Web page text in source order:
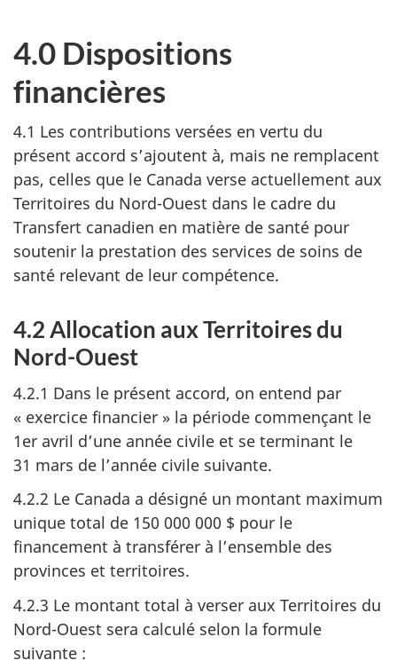
4.0 Dispositions
financières
4.1 Les contributions versées en vertu du
présent accord s’ajoutent à, mais ne remplacent
pas, celles que le Canada verse actuellement aux
Territoires du Nord-Ouest dans le cadre du
Transfert canadien en matière de santé pour
soutenir la prestation des services de soins de
santé relevant de leur compétence.
4.2 Allocation aux Territoires du
Nord-Ouest
4.2.1 Dans le présent accord, on entend par
« exercice financier » la période commençant le
1er avril d’une année civile et se terminant le
31 mars de l’année civile suivante.
4.2.2 Le Canada a désigné un montant maximum
unique total de 150 000 000 $ pour le
financement à transférer à l’ensemble des
provinces et territoires.
4.2.3 Le montant total à verser aux Territoires du
Nord-Ouest sera calculé selon la formule
suivante :